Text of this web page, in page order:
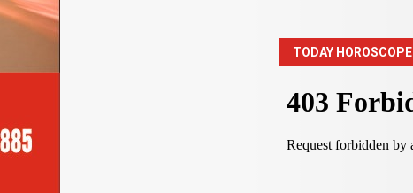
TODAY HOROSCOPE